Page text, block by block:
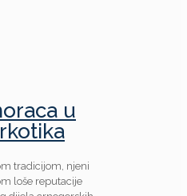
u
tradicijom, njeni
loše reputacije